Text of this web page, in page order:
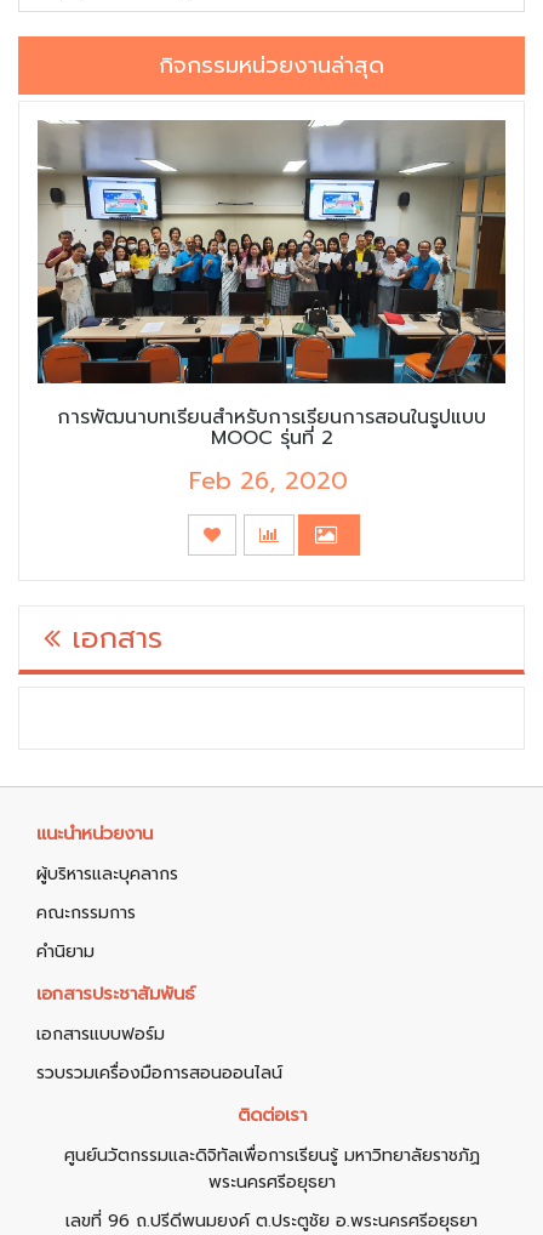
กิจกรรมหน่วยงานล่าสุด
การพัฒนาบทเรียนสำหรับการเรียนการสอนในรูปแบบ
MOOC รุ่นที่ 2
Feb 26, 2020
เอกสาร
แนะนำหน่วยงาน
ผู้บริหารและบุคลากร
คณะกรรมการ
คำนิยาม
เอกสารประชาสัมพันธ์
เอกสารแบบฟอร์ม
รวบรวมเครื่องมือการสอนออนไลน์
ติดต่อเรา
ศูนย์นวัตกรรมและดิจิทัลเพื่อการเรียนรู้ มหาวิทยาลัยราชภัฏ
พระนครศรีอยุธยา
เลขที่ 96 ถ.ปรีดีพนมยงค์ ต.ประตูชัย อ.พระนครศรีอยุธยา